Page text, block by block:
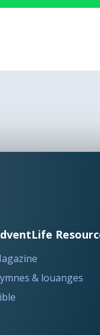
& louanges